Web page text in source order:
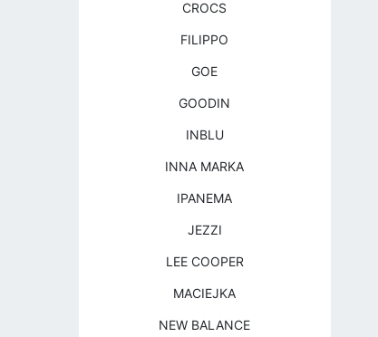
CROCS
FILIPPO
GOE
GOODIN
INBLU
INNA MARKA
IPANEMA
JEZZI
LEE COOPER
MACIEJKA
NEW BALANCE